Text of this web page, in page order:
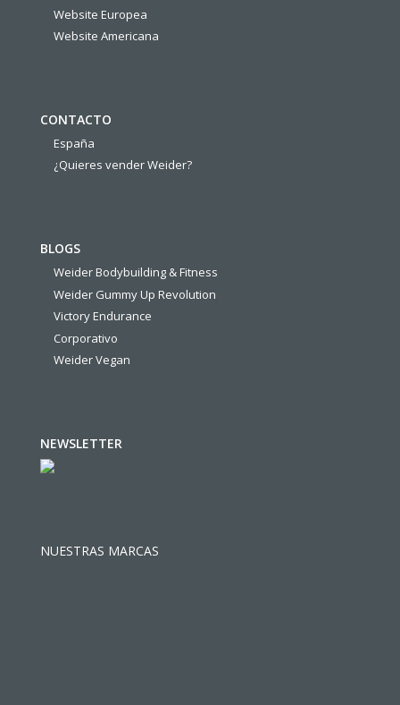
Website Europea
Website Americana
CONTACTO
España
¿Quieres vender Weider?
BLOGS
Weider Bodybuilding & Fitness
Weider Gummy Up Revolution
Victory Endurance
Corporativo
Weider Vegan
NEWSLETTER
NUESTRAS MARCAS